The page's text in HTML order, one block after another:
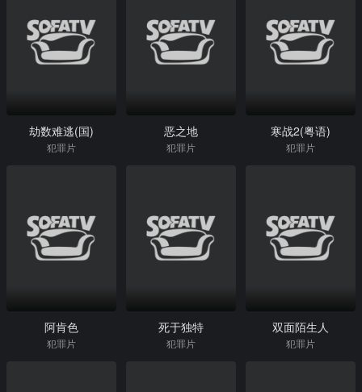
劫数难逃(国)
犯罪片
恶之地
犯罪片
寒战2(粤语)
犯罪片
阿肯色
犯罪片
死于独特
犯罪片
双面陌生人
犯罪片